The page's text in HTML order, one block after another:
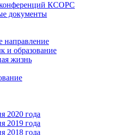
КСОРС
документы
направление
и образование
жизнь
2020 года
2019 года
2018 годa